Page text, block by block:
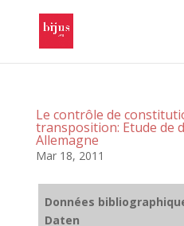
Le contrôle de
transposition: Etude de
Allemagne
Mar 18, 2011
Données
Daten